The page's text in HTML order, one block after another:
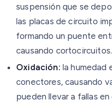
suspensión que se
las placas de circuito
formando un puente
causando cortocircuitos.
Oxidación: la humedad
conectores, causando
pueden llevar a fallas en